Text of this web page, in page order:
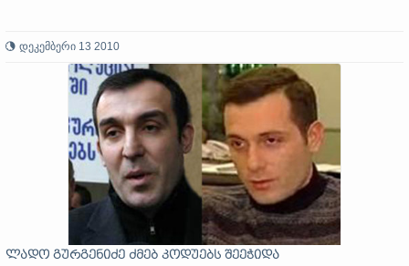
დეკემბერი 13 2010
ლადო გურგენიძე ძმებ კოდუებს შეეჭიდა